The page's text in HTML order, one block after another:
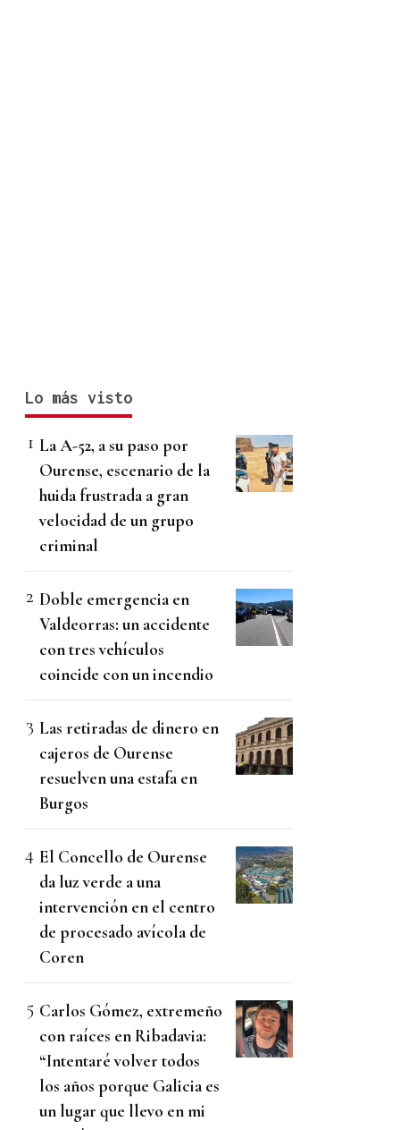
Lo más visto
La A-52, a su paso por
Ourense, escenario de la
huida frustrada a gran
velocidad de un grupo
criminal
Doble emergencia en
Valdeorras: un accidente
con tres vehículos
coincide con un incendio
Las retiradas de dinero en
cajeros de Ourense
resuelven una estafa en
Burgos
El Concello de Ourense
da luz verde a una
intervención en el centro
de procesado avícola de
Coren
Carlos Gómez, extremeño
con raíces en Ribadavia:
“Intentaré volver todos
los años porque Galicia es
un lugar que llevo en mi